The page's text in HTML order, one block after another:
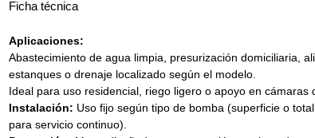
Ficha técnica
Aplicaciones:
Abastecimiento de agua limpia, presurización domiciliaria,
estanques o drenaje localizado según el modelo.
Ideal para uso residencial, riego ligero o apoyo en cámaras
Instalación: Uso fijo según tipo de bomba (superficie o
para servicio continuo).